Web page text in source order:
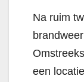
Na ruim
een